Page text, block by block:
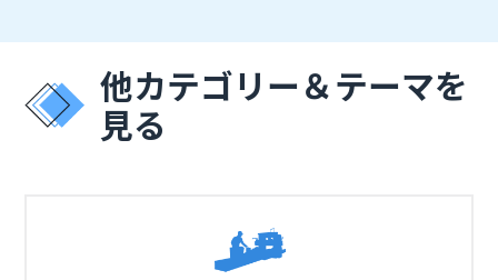
他カテゴリー＆テーマを
見る